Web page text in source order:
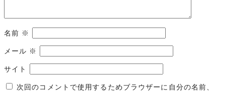
名前 ※
メール ※
サイト
次回のコメントで使用するためブラウザーに自分の名前、